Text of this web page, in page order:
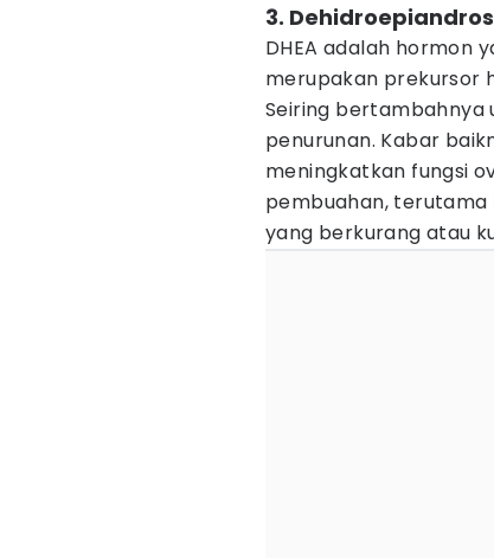
3.
DHEA adalah hormon
merupakan prekursor
Seiring bertambahnya
penurunan. Kabar
meningkatkan fungsi
pembuahan,
yang berkurang atau